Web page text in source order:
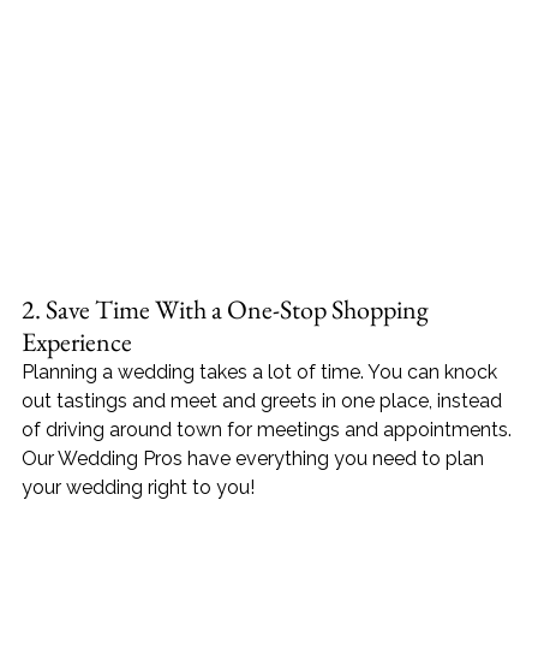
2. Save Time With a One-Stop Shopping
Experience
Planning a wedding takes a lot of time. You can knock
out tastings and meet and greets in one place, instead
of driving around town for meetings and appointments.
Our Wedding Pros have everything you need to plan
your wedding right to you!